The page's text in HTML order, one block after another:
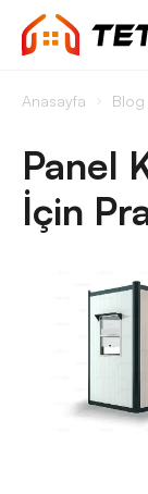
Anasayfa Blog
Panel
İçin